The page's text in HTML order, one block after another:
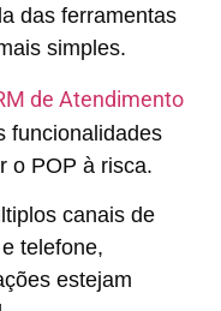
das ferramentas
simples.
de Atendimento
funcionalidades
o POP à risca.
canais de
telefone,
estejam